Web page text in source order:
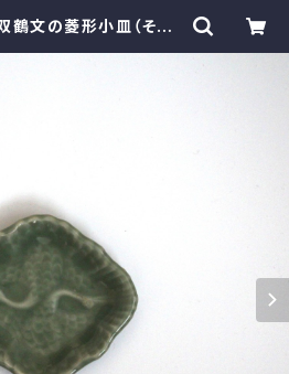
鶴文の菱形小皿（その